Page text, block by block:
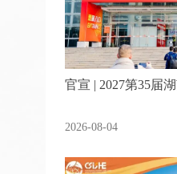
官宣 | 2027第35届
2026-08-04